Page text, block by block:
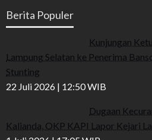
Berita Populer
Kunjungan
Lampung Selatan ke Penerima
Stunting
22 Juli 2026 | 12:50 WIB
Dugaan
Kalianda, OKP KAPI Lapor Kejari